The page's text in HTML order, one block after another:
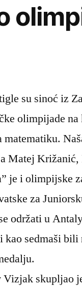
su sinoć iz
olimpijade
Matej
je i olimpijske
za
održati u
kao sedmaši
Vizjak skupljao